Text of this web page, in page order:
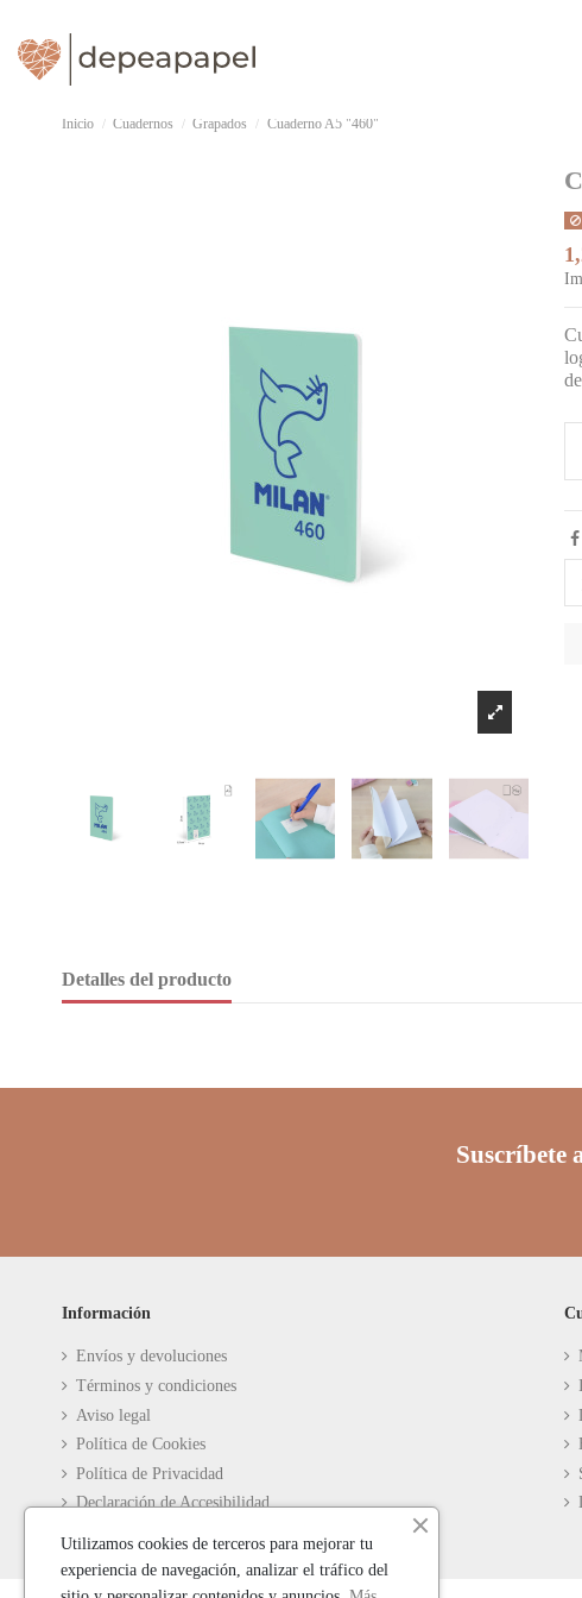
Inicio Cuadernos Grapados Cuaderno A5 "460"
Detalles del producto
Suscríbete
Información
Envíos y devoluciones
Términos y condiciones
Aviso legal
Política de Cookies
Política de Privacidad
Declaración de Accesibilidad
Utilizamos cookies de terceros para mejorar tu
experiencia de navegación, analizar el tráfico del